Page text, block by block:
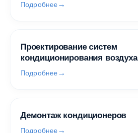
Подробнее
Проектирование систем
кондиционирования воздуха
Подробнее
Демонтаж кондиционеров
Подробнее